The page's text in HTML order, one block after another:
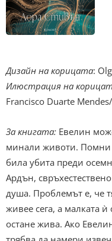
Дизайн на корицата:
Илюстрация на
Francisco Duarte
За книгата: Евелин
минали животи. Помни
била убита преди
Ардън,
душа. Проблемът е, че
живее сега, а малката ѝ
остане жива. Ако